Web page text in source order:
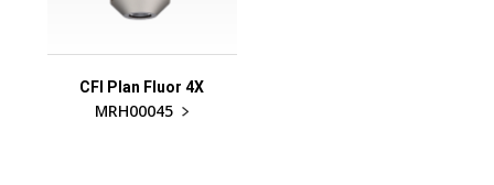
CFI Plan Fluor 4X
MRH00045